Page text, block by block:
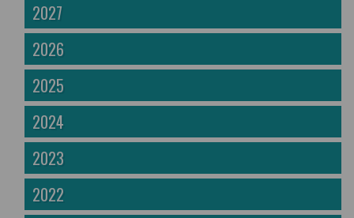
2027
2026
2025
2024
2023
2022